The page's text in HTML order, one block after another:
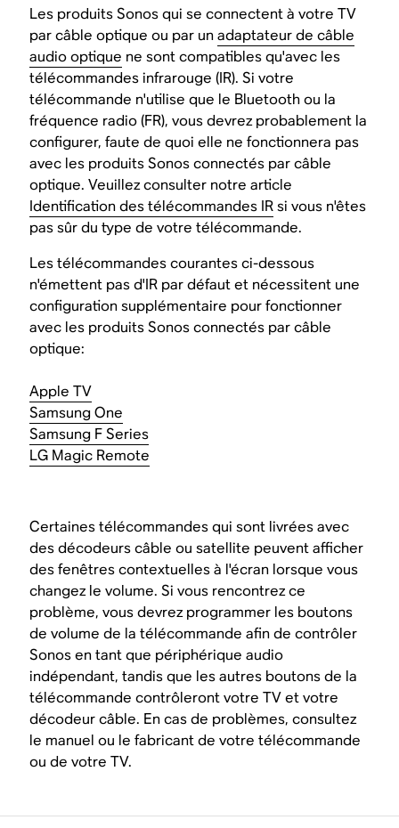
Les produits Sonos qui se connectent à votre TV
par câble optique ou par unadaptateur de câble
audio optique ne sont compatibles qu'avec les
télécommandes infrarouge (IR). Si votre
télécommande n'utilise que le Bluetooth ou la
fréquence radio (FR), vous devrez probablement la
configurer, faute de quoi elle ne fonctionnera pas
avec les produits Sonos connectés par câble
optique. Veuillez consulter notre article
Identification des télécommandes IRsi vous n'êtes
pas sûr du type de votre télécommande.
Les télécommandes courantes ci-dessous
n'émettent pas d'IR par défaut et nécessitent une
configuration supplémentaire pour fonctionner
avec les produits Sonos connectés par câble
optique:
Apple TV
Samsung One
Samsung F Series
LG Magic Remote
Certaines télécommandes qui sont livrées avec
des décodeurs câble ou satellite peuvent afficher
des fenêtres contextuelles à l'écran lorsque vous
changez le volume. Si vous rencontrez ce
problème, vous devrez programmer les boutons
de volume de la télécommande afin de contrôler
Sonos en tant que périphérique audio
indépendant, tandis que les autres boutons de la
télécommande contrôleront votre TV et votre
décodeur câble. En cas de problèmes, consultez
le manuel ou le fabricant de votre télécommande
ou de votre TV.